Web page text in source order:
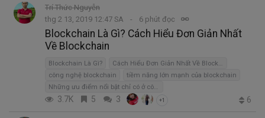
Trí Thức Nguyễn
thg 2 13, 2019 12:47 SA
6 phút đọc
Blockchain Là Gì? Cách Hiểu Đơn Giản Nhất
Về Blockchain
Blockchain Là Gì?
công nghệ blockchain
tiềm năng lớn mạnh của blockchain
3.7K 5 3 +1 6